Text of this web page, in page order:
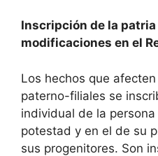
Inscripción de la
modificaciones en el
Los hechos que
paterno-filiales se
individual de la
potestad y en el de su
sus progenitores. Son